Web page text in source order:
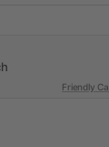
Friendly